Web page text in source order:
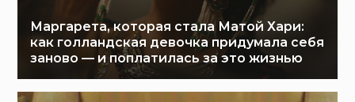
Маргарета, которая стала Матой Хари:
как голландская девочка придумала себя
заново — и поплатилась за это жизнью